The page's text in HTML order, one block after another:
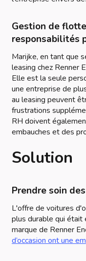
Gestion de
responsabilités
Marijke, en tant que
leasing chez Renner
Elle est la seule
une entreprise de
au leasing peuvent
frustrations
RH doivent
embauches et des
Solution
Prendre soin
L'offre de voitures
plus durable qui était
marque de Renner
d’occasion ont une